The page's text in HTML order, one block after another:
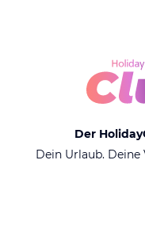
Der
Dein Urlaub. Deine